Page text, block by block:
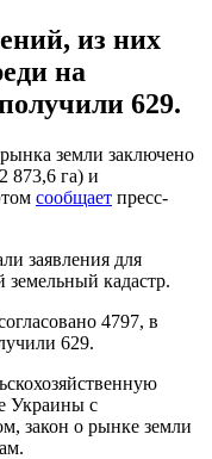
из них
на
629.
земли заключено
873,6 га) и
сообщает пресс-
заявления для
земельный кадастр.
4797, в
629.
Украины с
закон о рынке земли